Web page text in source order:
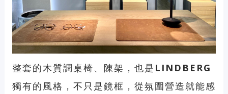
整套的木質調桌椅、陳架，也是 LINDBERG
獨有的風格，不只是鏡框，從氛圍營造就能感